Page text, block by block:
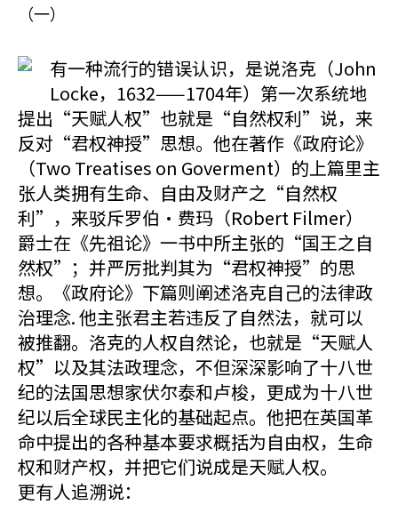
（一）
有一种流行的错误认识，是说洛克（John
Locke，1632——1704年）第一次系统地
提出“天赋人权”也就是“自然权利”说，来
反对“君权神授”思想。他在著作《政府论》
（Two Treatises on Goverment）的上篇里主
张人类拥有生命、自由及财产之“自然权
利”，来驳斥罗伯•费玛（Robert Filmer）
爵士在《先祖论》一书中所主张的“国王之自
然权”；并严厉批判其为“君权神授”的思
想。《政府论》下篇则阐述洛克自己的法律政
治理念. 他主张君主若违反了自然法，就可以
被推翻。洛克的人权自然论，也就是“天赋人
权”以及其法政理念，不但深深影响了十八世
纪的法国思想家伏尔泰和卢梭，更成为十八世
纪以后全球民主化的基础起点。他把在英国革
命中提出的各种基本要求概括为自由权，生命
权和财产权，并把它们说成是天赋人权。
更有人追溯说：